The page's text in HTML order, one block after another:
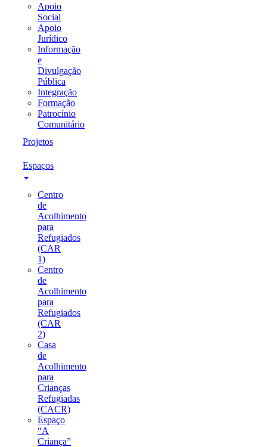
Apoio
Social
Apoio
Jurídico
Informação
e
Divulgação
Pública
Integração
Formação
Patrocínio
Comunitário
Projetos
Espaços
Centro
de
Acolhimento
para
Refugiados
(CAR
1)
Centro
de
Acolhimento
para
Refugiados
(CAR
2)
Casa
de
Acolhimento
para
Crianças
Refugiadas
(CACR)
Espaço
“A
Criança”